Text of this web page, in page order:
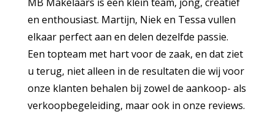
en enthousiast. Martijn, Niek en Tessa vullen
elkaar perfect aan en delen dezelfde passie.
Een topteam met hart voor de zaak, en dat ziet
u terug, niet alleen in de resultaten die wij voor
onze klanten behalen bij zowel de aankoop- als
verkoopbegeleiding, maar ook in onze reviews.